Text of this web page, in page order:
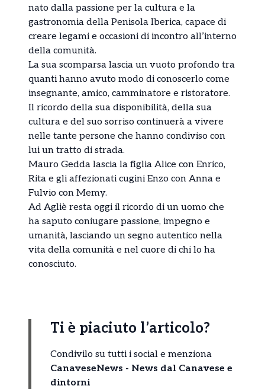
nato dalla passione per la cultura e la
gastronomia della Penisola Iberica, capace di
creare legami e occasioni di incontro all’interno
della comunità.
La sua scomparsa lascia un vuoto profondo tra
quanti hanno avuto modo di conoscerlo come
insegnante, amico, camminatore e ristoratore.
Il ricordo della sua disponibilità, della sua
cultura e del suo sorriso continuerà a vivere
nelle tante persone che hanno condiviso con
lui un tratto di strada.
Mauro Gedda lascia la figlia Alice con Enrico,
Rita e gli affezionati cugini Enzo con Anna e
Fulvio con Memy.
Ad Agliè resta oggi il ricordo di un uomo che
ha saputo coniugare passione, impegno e
umanità, lasciando un segno autentico nella
vita della comunità e nel cuore di chi lo ha
conosciuto.
Ti è piaciuto l’articolo?
Condivilo su tutti i social e menziona
CanaveseNews - News dal Canavese e
dintorni